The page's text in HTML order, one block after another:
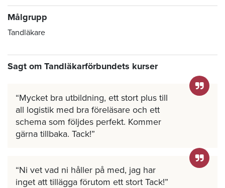
Målgrupp
Tandläkare
Sagt om Tandläkarförbundets kurser
Mycket bra utbildning, ett stort plus till
all logistik med bra föreläsare och ett
schema som följdes perfekt. Kommer
gärna tillbaka. Tack!
Ni vet vad ni håller på med, jag har
inget att tillägga förutom ett stort Tack!